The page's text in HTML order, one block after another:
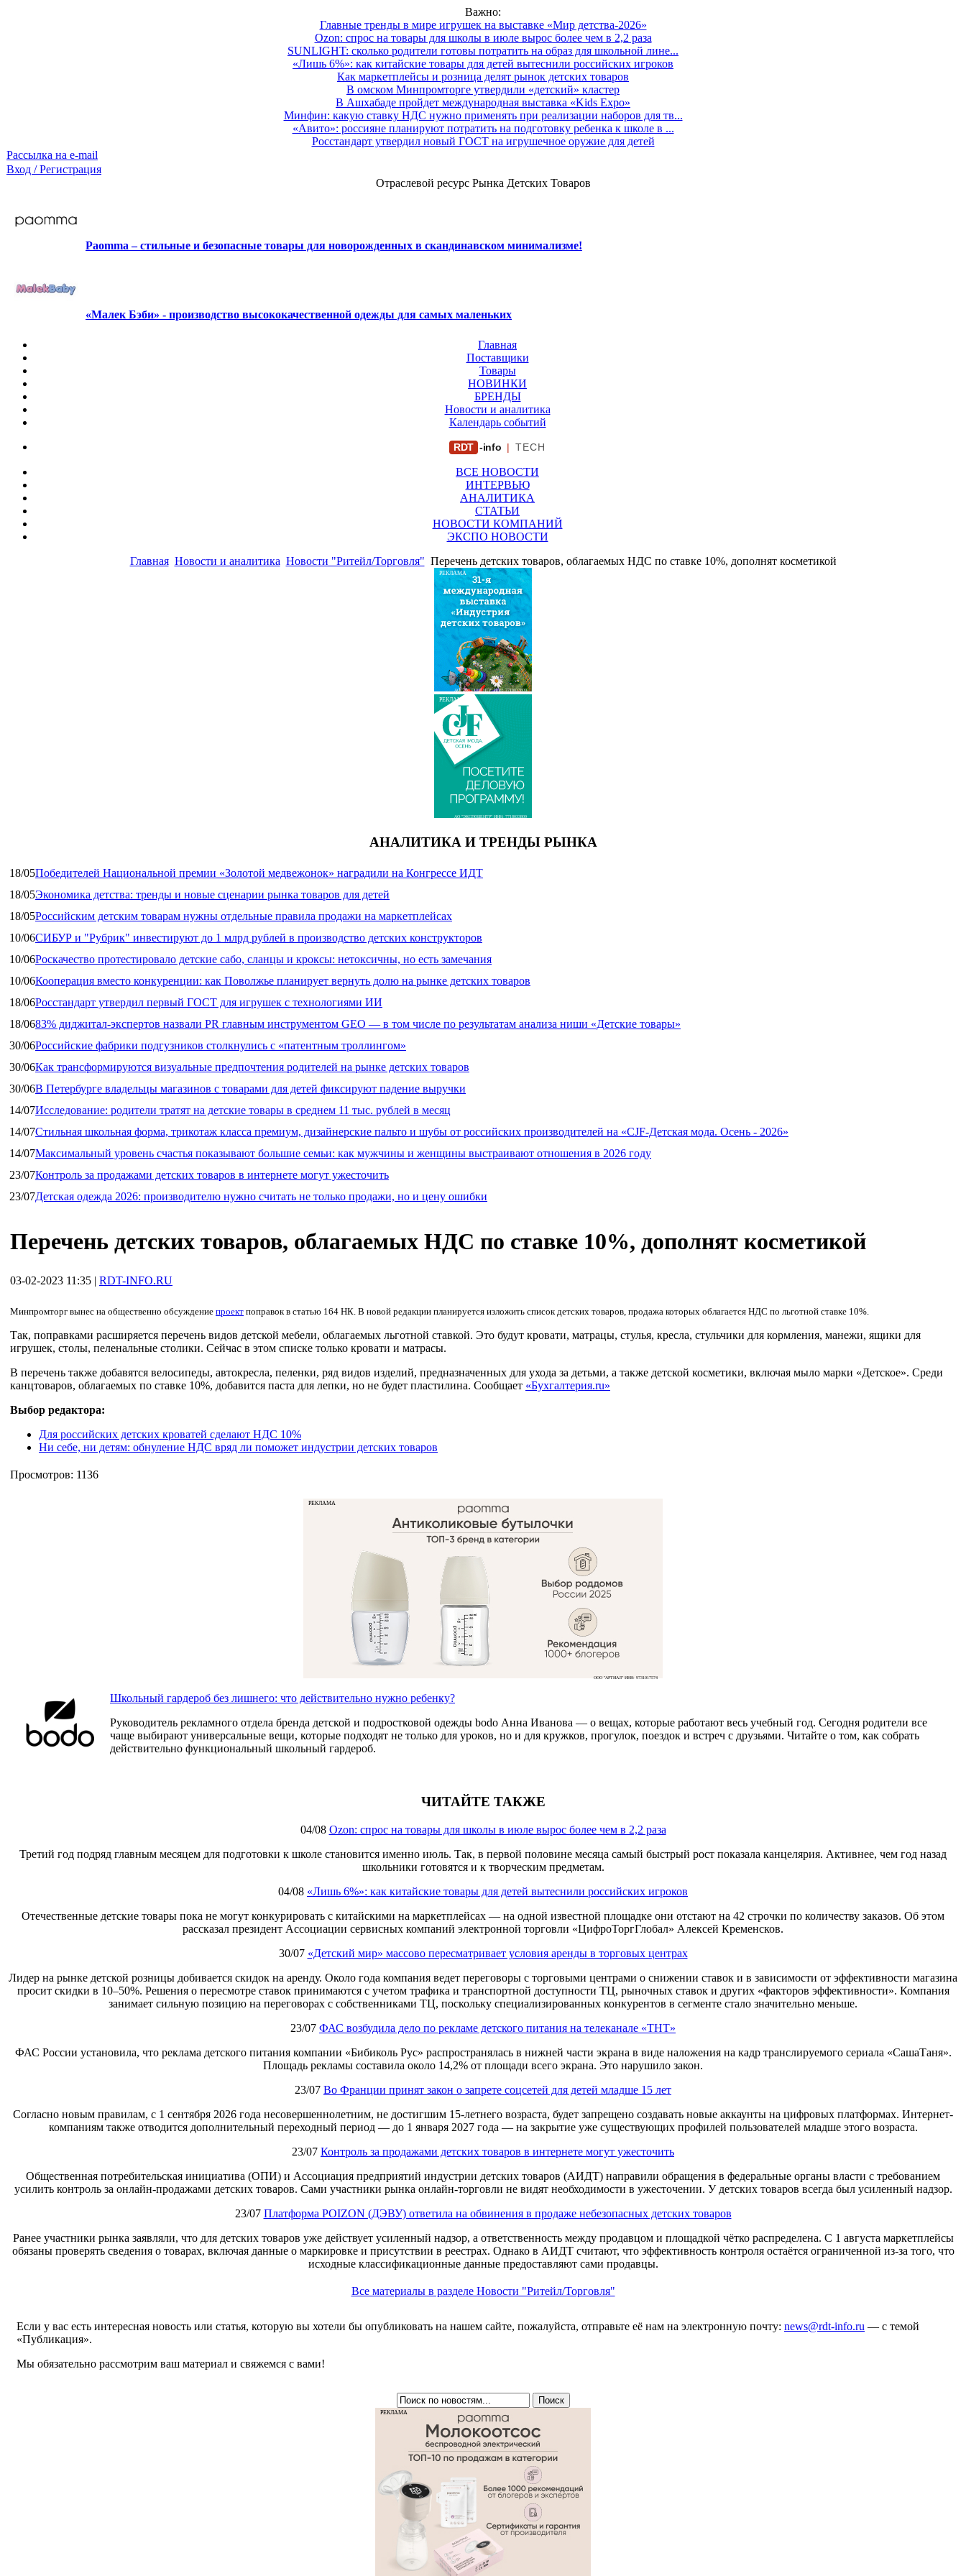
Важно:
Главные тренды в мире игрушек на выставке «Мир детства-2026»
Ozon: спрос на товары для школы в июле вырос более чем в 2,2 раза
SUNLIGHT: сколько родители готовы потратить на образ для школьной лине...
«Лишь 6%»: как китайские товары для детей вытеснили российских игроков
Как маркетплейсы и розница делят рынок детских товаров
В омском Минпромторге утвердили «детский» кластер
В Ашхабаде пройдет международная выставка «Kids Expo»
Минфин: какую ставку НДС нужно применять при реализации наборов для тв...
«Авито»: россияне планируют потратить на подготовку ребенка к школе в ...
Росстандарт утвердил новый ГОСТ на игрушечное оружие для детей
Рассылка на e-mail
Вход / Регистрация
Отраслевой ресурс Рынка Детских Товаров
Paomma – стильные и безопасные товары для новорожденных в скандинавском минимализме!
«Малек Бэби» - производство высококачественной одежды для самых маленьких
Главная
Поставщики
Товары
НОВИНКИ
БРЕНДЫ
Новости и аналитика
Календарь событий
RDT -info | TECH
ВСЕ НОВОСТИ
ИНТЕРВЬЮ
АНАЛИТИКА
СТАТЬИ
НОВОСТИ КОМПАНИЙ
ЭКСПО НОВОСТИ
Главная Новости и аналитика Новости "Ритейл/Торговля" Перечень детских товаров, облагаемых НДС по ставке 10%, дополнят косметикой
РЕКЛАМА
АО "ЭКСПОЦЕНТР" ИНН: 7718033809
РЕКЛАМА
АО "ЭКСПОЦЕНТР" ИНН: 7718033809
АНАЛИТИКА И ТРЕНДЫ РЫНКА
18/05Победителей Национальной премии «Золотой медвежонок» наградили на Конгрессе ИДТ
18/05Экономика детства: тренды и новые сценарии рынка товаров для детей
18/05Российским детским товарам нужны отдельные правила продажи на маркетплейсах
10/06СИБУР и "Рубрик" инвестируют до 1 млрд рублей в производство детских конструкторов
10/06Роскачество протестировало детские сабо, сланцы и кроксы: нетоксичны, но есть замечания
10/06Кооперация вместо конкуренции: как Поволжье планирует вернуть долю на рынке детских товаров
18/06Росстандарт утвердил первый ГОСТ для игрушек с технологиями ИИ
18/0683% диджитал‑экспертов назвали PR главным инструментом GEO — в том числе по результатам анализа ниши «Детские товары»
30/06Российские фабрики подгузников столкнулись с «патентным троллингом»
30/06Как трансформируются визуальные предпочтения родителей на рынке детских товаров
30/06В Петербурге владельцы магазинов с товарами для детей фиксируют падение выручки
14/07Исследование: родители тратят на детские товары в среднем 11 тыс. рублей в месяц
14/07Стильная школьная форма, трикотаж класса премиум, дизайнерские пальто и шубы от российских производителей на «CJF-Детская мода. Осень - 2026»
14/07Максимальный уровень счастья показывают большие семьи: как мужчины и женщины выстраивают отношения в 2026 году
23/07Контроль за продажами детских товаров в интернете могут ужесточить
23/07Детская одежда 2026: производителю нужно считать не только продажи, но и цену ошибки
Перечень детских товаров, облагаемых НДС по ставке 10%, дополнят косметикой
03-02-2023 11:35 | RDT-INFO.RU
Минпромторг вынес на общественно обсуждение проект поправок в статью 164 НК. В новой редакции планируется изложить список детских товаров, продажа которых облагается НДС по льготной ставке 10%.
Так, поправками расширяется перечень видов детской мебели, облагаемых льготной ставкой. Это будут кровати, матрацы, стулья, кресла, стульчики для кормления, манежи, ящики для
игрушек, столы, пеленальные столики. Сейчас в этом списке только кровати и матрасы.
В перечень также добавятся велосипеды, автокресла, пеленки, ряд видов изделий, предназначенных для ухода за детьми, а также детской косметики, включая мыло марки «Детское». Среди
канцтоваров, облагаемых по ставке 10%, добавится паста для лепки, но не будет пластилина. Сообщает «Бухгалтерия.ru»
Выбор редактора:
Для российских детских кроватей сделают НДС 10%
Ни себе, ни детям: обнуление НДС вряд ли поможет индустрии детских товаров
Просмотров: 1136
РЕКЛАМА
ООО "АРТИАЛ" ИНН: 9731017574
Школьный гардероб без лишнего: что действительно нужно ребенку?
Руководитель рекламного отдела бренда детской и подростковой одежды bodo Анна Иванова — о вещах, которые работают весь учебный год. Сегодня родители все
чаще выбирают универсальные вещи, которые подходят не только для уроков, но и для кружков, прогулок, поездок и встреч с друзьями. Читайте о том, как собрать
действительно функциональный школьный гардероб.
ЧИТАЙТЕ ТАКЖЕ
04/08 Ozon: спрос на товары для школы в июле вырос более чем в 2,2 раза
Третий год подряд главным месяцем для подготовки к школе становится именно июль. Так, в первой половине месяца самый быстрый рост показала канцелярия. Активнее, чем год назад
школьники готовятся и к творческим предметам.
04/08 «Лишь 6%»: как китайские товары для детей вытеснили российских игроков
Отечественные детские товары пока не могут конкурировать с китайскими на маркетплейсах — на одной известной площадке они отстают на 42 строчки по количеству заказов. Об этом
рассказал президент Ассоциации сервисных компаний электронной торговли «ЦифроТоргГлобал» Алексей Кременсков.
30/07 «Детский мир» массово пересматривает условия аренды в торговых центрах
Лидер на рынке детской розницы добивается скидок на аренду. Около года компания ведет переговоры с торговыми центрами о снижении ставок и в зависимости от эффективности магазина
просит скидки в 10–50%. Решения о пересмотре ставок принимаются с учетом трафика и транспортной доступности ТЦ, рыночных ставок и других «факторов эффективности». Компания
занимает сильную позицию на переговорах с собственниками ТЦ, поскольку специализированных конкурентов в сегменте стало значительно меньше.
23/07 ФАС возбудила дело по рекламе детского питания на телеканале «ТНТ»
ФАС России установила, что реклама детского питания компании «Бибиколь Рус» распространялась в нижней части экрана в виде наложения на кадр транслируемого сериала «СашаТаня».
Площадь рекламы составила около 14,2% от площади всего экрана. Это нарушило закон.
23/07 Во Франции принят закон о запрете соцсетей для детей младше 15 лет
Согласно новым правилам, с 1 сентября 2026 года несовершеннолетним, не достигшим 15-летнего возраста, будет запрещено создавать новые аккаунты на цифровых платформах. Интернет-
компаниям также отводится дополнительный переходный период — до 1 января 2027 года — на закрытие уже существующих профилей пользователей младше этого возраста.
23/07 Контроль за продажами детских товаров в интернете могут ужесточить
Общественная потребительская инициатива (ОПИ) и Ассоциация предприятий индустрии детских товаров (АИДТ) направили обращения в федеральные органы власти с требованием
усилить контроль за онлайн‑продажами детских товаров. Сами участники рынка онлайн-торговли не видят необходимости в ужесточении. У детских товаров всегда был усиленный надзор.
23/07 Платформа POIZON (ДЭВУ) ответила на обвинения в продаже небезопасных детских товаров
Ранее участники рынка заявляли, что для детских товаров уже действует усиленный надзор, а ответственность между продавцом и площадкой чётко распределена. С 1 августа маркетплейсы
обязаны проверять сведения о товарах, включая данные о маркировке и присутствии в реестрах. Однако в АИДТ считают, что эффективность контроля остаётся ограниченной из-за того, что
исходные классификационные данные предоставляют сами продавцы.
Все материалы в разделе Новости "Ритейл/Торговля"
Если у вас есть интересная новость или статья, которую вы хотели бы опубликовать на нашем сайте, пожалуйста, отправьте её нам на электронную почту: news@rdt-info.ru — с темой
«Публикация».
Мы обязательно рассмотрим ваш материал и свяжемся с вами!
РЕКЛАМА